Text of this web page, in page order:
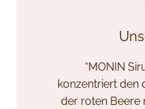
“MONIN
konzentriert den
der roten Beere